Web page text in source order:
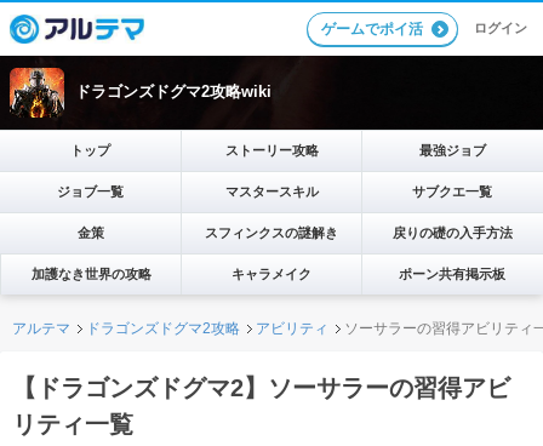
ゲームでポイ活 ログイン
ドラゴンズドグマ2攻略wiki
トップ ストーリー攻略 最強ジョブ
ジョブ一覧 マスタースキル サブクエ一覧
金策 スフィンクスの謎解き 戻りの礎の入手方法
加護なき世界の攻略 キャラメイク ポーン共有掲示板
アルテマ ドラゴンズドグマ2攻略 アビリティ ソーサラーの習得アビリティ
【ドラゴンズドグマ2】ソーサラーの習得アビ
リティ一覧